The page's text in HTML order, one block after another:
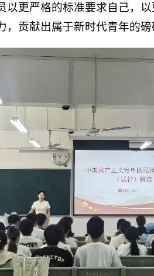
更严格的标准要求自己，
贡献出属于新时代青年的磅